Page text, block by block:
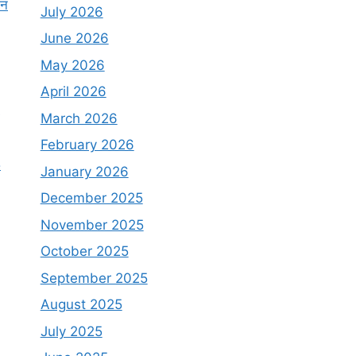
July 2026
June 2026
May 2026
April 2026
March 2026
February 2026
January 2026
December 2025
November 2025
October 2025
September 2025
August 2025
July 2025